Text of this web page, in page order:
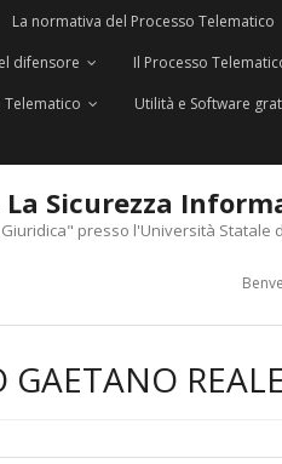
La normativa del Processo Telematico
difensore Il Processo
Utilità e Software
Sicurezza
presso l'Università Statale
GAETANO REALE